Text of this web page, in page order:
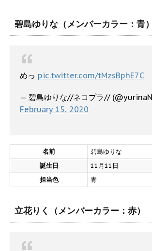
碧島ゆりな（メンバーカラー：青）
めっ pic.twitter.com/tMzsBphE7C
— 碧島ゆりな//ネコプラ//
February 15, 2020
名前
碧島ゆりな
誕生日
11月11日
担当色
青
立花りく（メンバーカラー：赤）